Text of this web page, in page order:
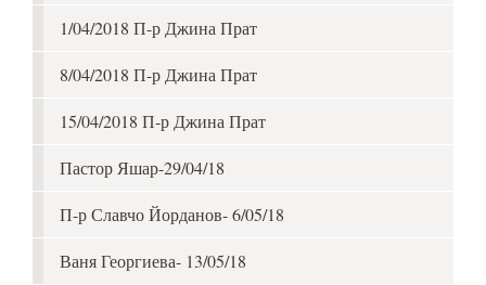
1/04/2018 П-р Джина Прат
8/04/2018 П-р Джина Прат
15/04/2018 П-р Джина Прат
Пастор Яшар-29/04/18
П-р Славчо Йорданов- 6/05/18
Ваня Георгиева- 13/05/18